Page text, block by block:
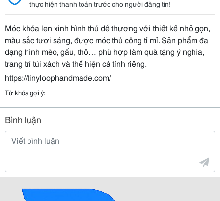
thực hiện thanh toán trước cho người đăng tin!
Móc khóa len xinh hình thú dễ thương với thiết kế nhỏ gọn,
màu sắc tươi sáng, được móc thủ công tỉ mỉ. Sản phẩm đa
dạng hình mèo, gấu, thỏ… phù hợp làm quà tặng ý nghĩa,
trang trí túi xách và thể hiện cá tính riêng.
https://tinyloophandmade.com/
Từ khóa gợi ý:
Bình luận